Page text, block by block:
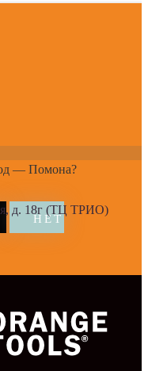
— Помона?
д. 18г (ТЦ ТРИО)